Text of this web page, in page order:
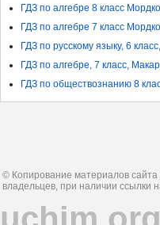
ГДЗ по алгебре 8 класс
ГДЗ по алгебре 7 класс
ГДЗ по русскому языку, 6
ГДЗ по алгебре, 7 класс,
ГДЗ по обществознанию 8
© Копирование материалов сайта
владельцев, при наличии ссылки